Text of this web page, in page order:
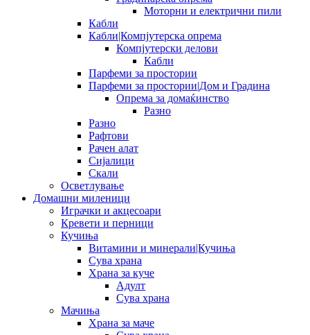
Моторни и електрични пили
Кабли
Кабли|Компјутерска опрема
Компјутерски делови
Кабли
Парфеми за простории
Парфеми за простории|Дом и Градина
Опрема за домаќинство
Разно
Разно
Рафтови
Рачен алат
Сијалици
Скали
Осветлување
Домашни миленици
Играчки и акцесоари
Кревети и перници
Кучиња
Витамини и минерали|Кучиња
Сува храна
Храна за куче
Адулт
Сува храна
Мачиња
Храна за маче